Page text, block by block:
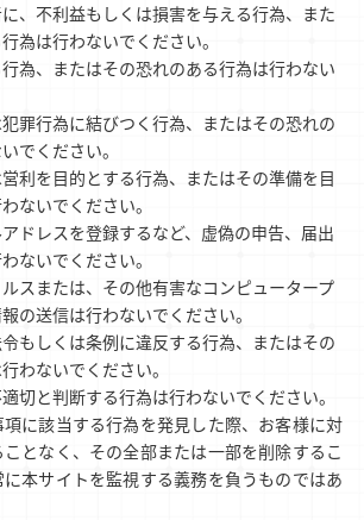
、不利益もしくは損害を与える行為、また
為は行わないでください。
為、またはその恐れのある行為は行わない
罪行為に結びつく行為、またはその恐れの
でください。
利を目的とする行為、またはその準備を目
ないでください。
ドレスを登録するなど、虚偽の申告、届出
ないでください。
スまたは、その他有害なコンピュータープ
の送信は行わないでください。
もしくは条例に違反する行為、またはその
わないでください。
切と判断する行為は行わないでください。
に該当する行為を発見した際、お客様に対
となく、その全部または一部を削除するこ
本サイトを監視する義務を負うものではあ